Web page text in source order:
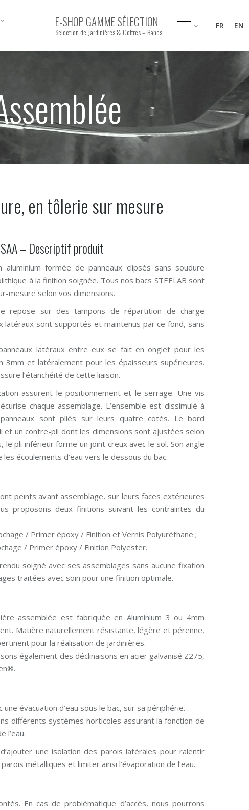
E-SHOP GAMME SÉLECTION
Sélection de Jardinières & Coffres – Bancs
FR EN
en tôlerie sur mesure
– Descriptif produit
aluminium formée de panneaux clipsés sans soudure
à la finition soignée. Tous nos bacs STEELAB sont
mesure selon vos dimensions.
repose sur des tampons de répartition de charge
latéraux sont supportés et maintenus par ce fond, sans
latéraux entre eux se fait en onglet pour les
3mm et latéralement pour les épaisseurs supérieures.
l’étanchéité de cette liaison.
assurent le positionnement et le serrage. Une vis
chaque assemblage. L’ensemble est dissimulé à
sont pliés sur leurs quatre cotés. Le bord
et un contre-pli dont les dimensions sont ajustées selon
le pli inférieur forme un joint creux avec le sol. Son angle
écoulements d’eau vers le dessous du bac.
peints avant assemblage, sur leurs faces extérieures
proposons deux finitions suivant les contraintes du
/ Primer époxy / Finition et Vernis Polyuréthane ;
/ Primer époxy / Finition Polyester.
soigné avec ses assemblages sans aucune fixation
traitées avec soin pour une finition optimale.
assemblée est fabriquée en Aluminium 3 ou 4mm
Matière naturellement résistante, légère et pérenne,
pour la réalisation de jardinières.
également des déclinaisons en acier galvanisé Z275,
évacuation d’eau sous le bac, sur sa périphérie.
différents systèmes horticoles assurant la fonction de
l’eau.
une isolation des parois latérales pour ralentir
métalliques et limiter ainsi l’évaporation de l’eau.
En cas de problématique d’accès, nous pourrons